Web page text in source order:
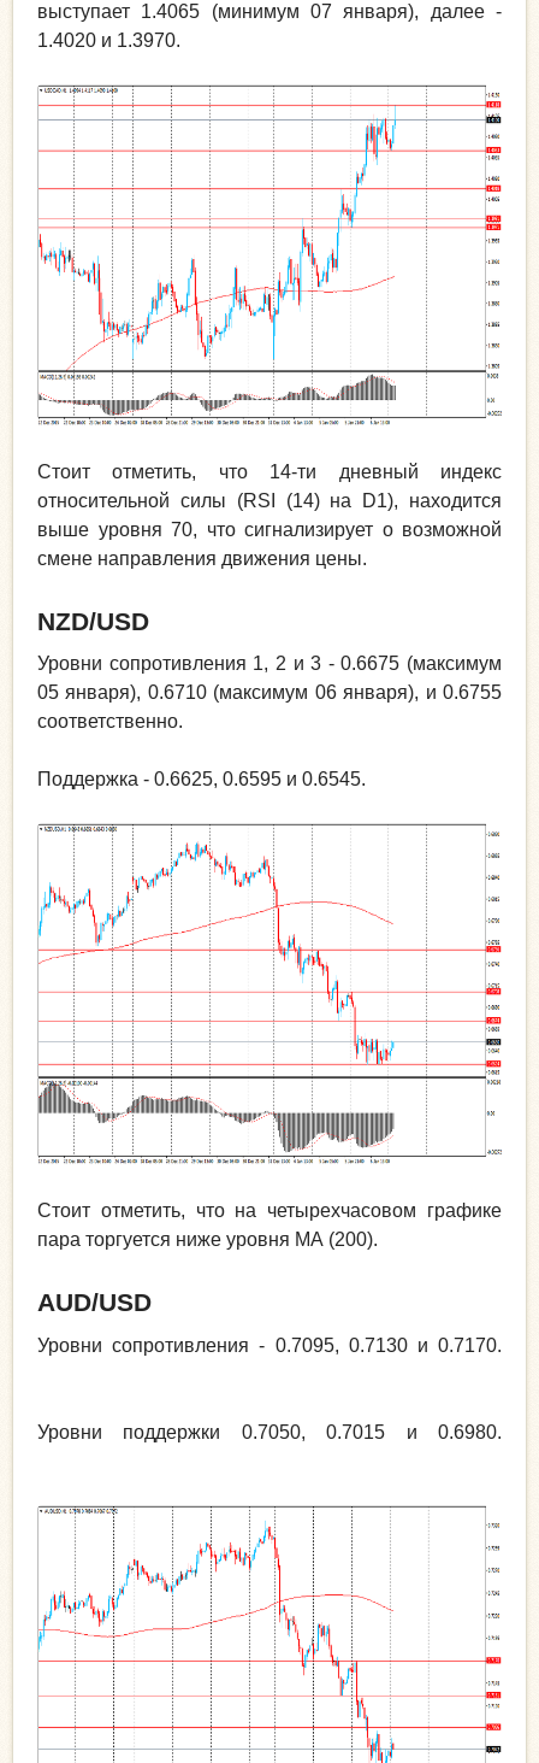
выступает 1.4065 (минимум 07 января), далее -
1.4020 и 1.3970.
Стоит отметить, что 14-ти дневный индекс
относительной силы (RSI (14) на D1), находится
выше уровня 70, что сигнализирует о возможной
смене направления движения цены.
NZD/USD
Уровни сопротивления 1, 2 и 3 - 0.6675 (максимум
05 января), 0.6710 (максимум 06 января), и 0.6755
соответственно.
Поддержка - 0.6625, 0.6595 и 0.6545.
Стоит отметить, что на четырехчасовом графике
пара торгуется ниже уровня МА (200).
AUD/USD
Уровни сопротивления - 0.7095, 0.7130 и 0.7170.
Уровни поддержки 0.7050, 0.7015 и 0.6980.